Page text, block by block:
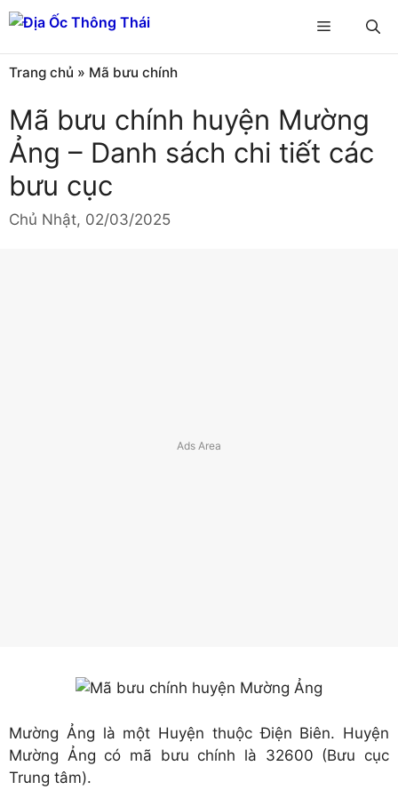
Chuyển
đến
nội
dung
Menu
Trang chủ » Mã bưu chính
Mã bưu chính huyện Mường
Ảng – Danh sách chi tiết các
bưu cục
Chủ Nhật, 02/03/2025
Mường Ảng là một Huyện thuộc Điện Biên. Huyện
Mường Ảng có mã bưu chính là 32600 (Bưu cục
Trung tâm).